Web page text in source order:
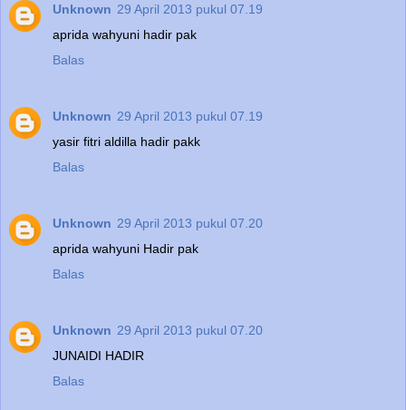
Unknown 29 April 2013 pukul 07.19
aprida wahyuni hadir pak
Balas
Unknown 29 April 2013 pukul 07.19
yasir fitri aldilla hadir pakk
Balas
Unknown 29 April 2013 pukul 07.20
aprida wahyuni Hadir pak
Balas
Unknown 29 April 2013 pukul 07.20
JUNAIDI HADIR
Balas